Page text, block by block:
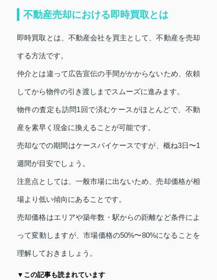
不動産売却における即時買取とは
即時買取とは、不動産会社を買主として、不動産を売却
する方法です。
仲介とは違って広告宣伝の手間がかからないため、依頼
してから物件の引き渡しまでスムーズに進みます。
物件の査定も訪問1回で済むケースがほとんどで、不動
産を素早く現金に換えることが可能です。
売却なでの期間はケースバイケースですが、概ね3日〜1
週間が目安でしょう。
注意点としては、一般市場に出ないため、売却価格が相
場より低い傾向にあることです。
売却価格はエリアや築年数・駅からの距離など条件によ
って変動しますが、市場価格の50%〜80%になることを
理解しておきましょう。
▼この記事も読まれています